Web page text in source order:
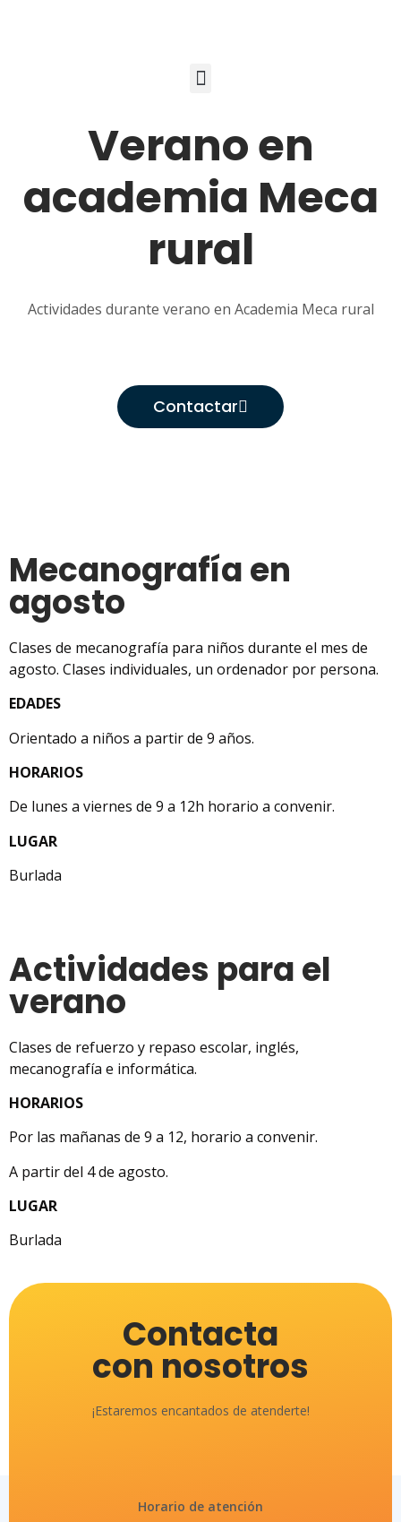
Verano en
academia Meca
rural
Actividades durante verano en Academia Meca rural
Contactar
Mecanografía en
agosto
Clases de mecanografía para niños durante el mes de
agosto. Clases individuales, un ordenador por persona.
EDADES
Orientado a niños a partir de 9 años.
HORARIOS
De lunes a viernes de 9 a 12h horario a convenir.
LUGAR
Burlada
Actividades para el
verano
Clases de refuerzo y repaso escolar, inglés,
mecanografía e informática.
HORARIOS
Por las mañanas de 9 a 12, horario a convenir.
A partir del 4 de agosto.
LUGAR
Burlada
Contacta
con nosotros
¡Estaremos encantados de atenderte!
Horario de atención